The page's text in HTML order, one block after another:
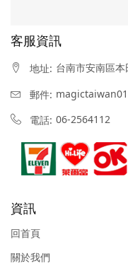
客服資訊
地址: 台南市安南區
郵件:
電話: 06-2564112
資訊
回首頁
關於我們